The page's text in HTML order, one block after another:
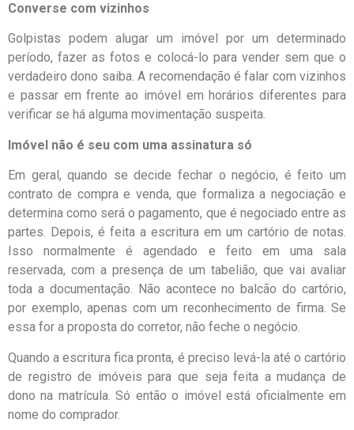
Converse com vizinhos
Golpistas podem alugar um imóvel por um determinado
período, fazer as fotos e colocá-lo para vender sem que o
verdadeiro dono saiba. A recomendação é falar com vizinhos
e passar em frente ao imóvel em horários diferentes para
verificar se há alguma movimentação suspeita.
Imóvel não é seu com uma assinatura só
Em geral, quando se decide fechar o negócio, é feito um
contrato de compra e venda, que formaliza a negociação e
determina como será o pagamento, que é negociado entre as
partes. Depois, é feita a escritura em um cartório de notas.
Isso normalmente é agendado e feito em uma sala
reservada, com a presença de um tabelião, que vai avaliar
toda a documentação. Não acontece no balcão do cartório,
por exemplo, apenas com um reconhecimento de firma. Se
essa for a proposta do corretor, não feche o negócio.
Quando a escritura fica pronta, é preciso levá-la até o cartório
de registro de imóveis para que seja feita a mudança de
dono na matrícula. Só então o imóvel está oficialmente em
nome do comprador.